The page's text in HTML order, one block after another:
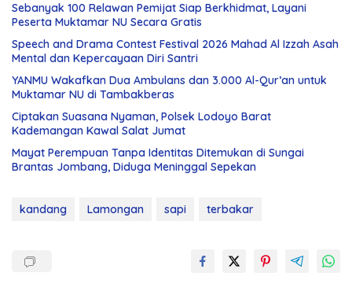
Sebanyak 100 Relawan Pemijat Siap Berkhidmat, Layani
Peserta Muktamar NU Secara Gratis
Speech and Drama Contest Festival 2026 Mahad Al Izzah Asah
Mental dan Kepercayaan Diri Santri
YANMU Wakafkan Dua Ambulans dan 3.000 Al-Qur’an untuk
Muktamar NU di Tambakberas
Ciptakan Suasana Nyaman, Polsek Lodoyo Barat
Kademangan Kawal Salat Jumat
Mayat Perempuan Tanpa Identitas Ditemukan di Sungai
Brantas Jombang, Diduga Meninggal Sepekan
kandang Lamongan sapi terbakar